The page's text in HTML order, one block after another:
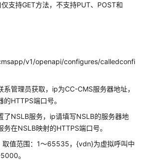
仅支持GET方法，不支持PUT、POST和
v1/openapi/configures/calledconfi
管理员获取，ip为CC-CMS服务器地址，
HTTPS端口号。
了NSLB服务，ip请填写NSLB的服务器地
在NSLB映射的HTTPS端口号。
值范围：1～65535，{vdn}为虚拟呼叫中
。